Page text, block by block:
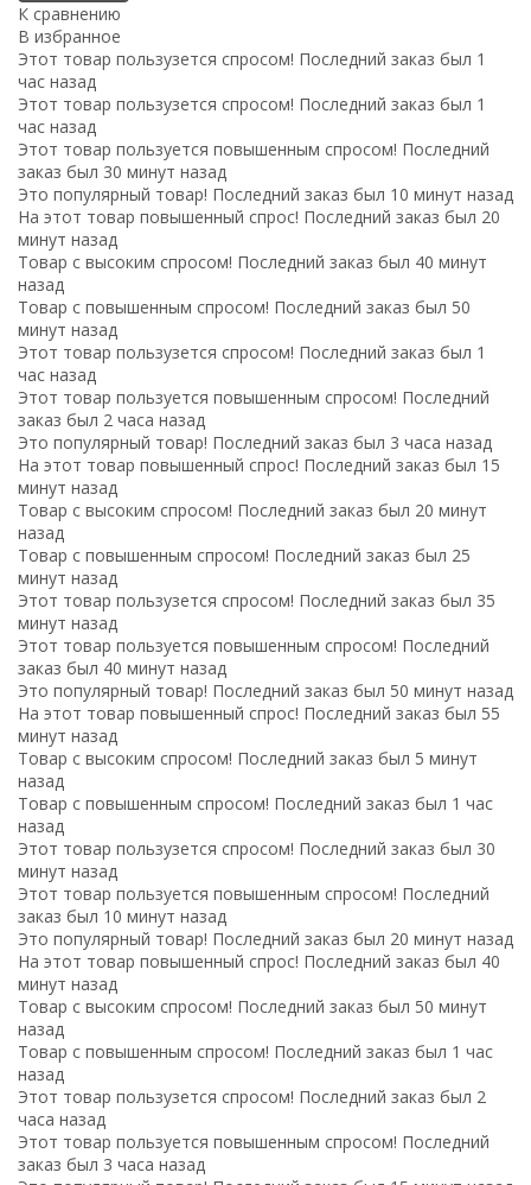
К сравнению
В избранное
Этот товар пользузется спросом! Последний заказ был 1
час назад
Этот товар пользузется спросом! Последний заказ был 1
час назад
Этот товар пользуется повышенным спросом! Последний
заказ был 30 минут назад
Это популярный товар! Последний заказ был 10 минут назад
На этот товар повышенный спрос! Последний заказ был 20
минут назад
Товар с высоким спросом! Последний заказ был 40 минут
назад
Товар с повышенным спросом! Последний заказ был 50
минут назад
Этот товар пользузется спросом! Последний заказ был 1
час назад
Этот товар пользуется повышенным спросом! Последний
заказ был 2 часа назад
Это популярный товар! Последний заказ был 3 часа назад
На этот товар повышенный спрос! Последний заказ был 15
минут назад
Товар с высоким спросом! Последний заказ был 20 минут
назад
Товар с повышенным спросом! Последний заказ был 25
минут назад
Этот товар пользузется спросом! Последний заказ был 35
минут назад
Этот товар пользуется повышенным спросом! Последний
заказ был 40 минут назад
Это популярный товар! Последний заказ был 50 минут назад
На этот товар повышенный спрос! Последний заказ был 55
минут назад
Товар с высоким спросом! Последний заказ был 5 минут
назад
Товар с повышенным спросом! Последний заказ был 1 час
назад
Этот товар пользузется спросом! Последний заказ был 30
минут назад
Этот товар пользуется повышенным спросом! Последний
заказ был 10 минут назад
Это популярный товар! Последний заказ был 20 минут назад
На этот товар повышенный спрос! Последний заказ был 40
минут назад
Товар с высоким спросом! Последний заказ был 50 минут
назад
Товар с повышенным спросом! Последний заказ был 1 час
назад
Этот товар пользузется спросом! Последний заказ был 2
часа назад
Этот товар пользуется повышенным спросом! Последний
заказ был 3 часа назад